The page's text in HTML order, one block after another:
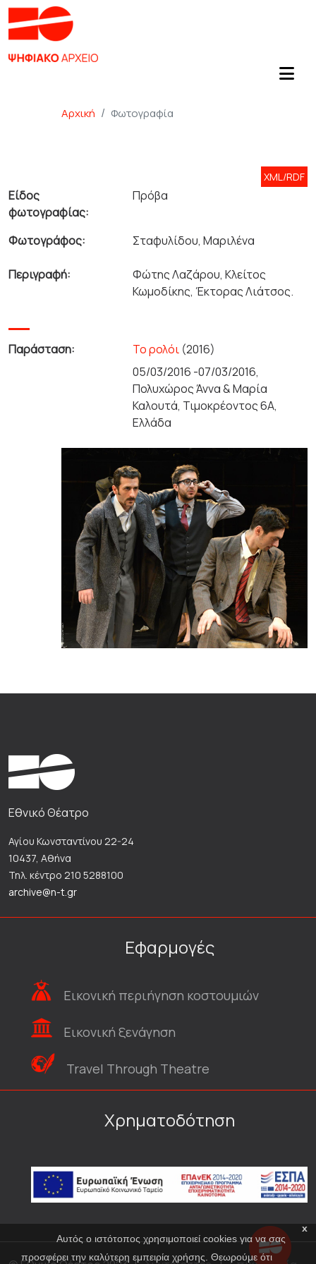
Αρχική Φωτογραφία
XML/RDF
Είδος
φωτογραφίας:
Πρόβα
Φωτογράφος: Σταφυλίδου, Μαριλένα
Περιγραφή:
Φώτης Λαζάρου, Κλείτος
Κωμοδίκης, Έκτορας Λιάτσος.
Παράσταση: Το ρολόι (2016)
05/03/2016 -07/03/2016,
Πολυχώρος Άννα & Μαρία
Καλουτά, Τιμοκρέοντος 6Α,
Ελλάδα
x
Αυτός ο ιστότοπος χρησιμοποιεί cookies για να σας
προσφέρει την καλύτερη εμπειρία χρήσης. Θεωρούμε ότι
Εθνικό Θέατρο
Αγίου Κωνσταντίνου 22-24
10437, Αθήνα
Τηλ. κέντρο 210 5288100
archive@n-t.gr
Εφαρμογές
Εικονική περιήγηση κοστουμιών
Εικονική ξενάγηση
Travel Through Theatre
Χρηματοδότηση